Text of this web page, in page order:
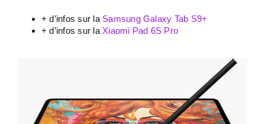
+ d’infos sur la Samsung Galaxy Tab S9+
+ d’infos sur la Xiaomi Pad 6S Pro